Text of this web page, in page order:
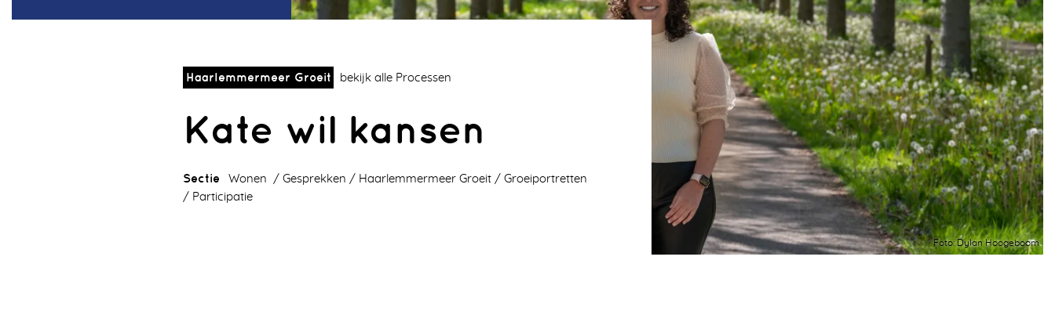
Foto: Dylan Hoogeboom
Haarlemmermeer Groeit bekijk alle Processen
Kate wil kansen
Sectie Wonen Gesprekken Haarlemmermeer Groeit
Groeiportretten
Participatie